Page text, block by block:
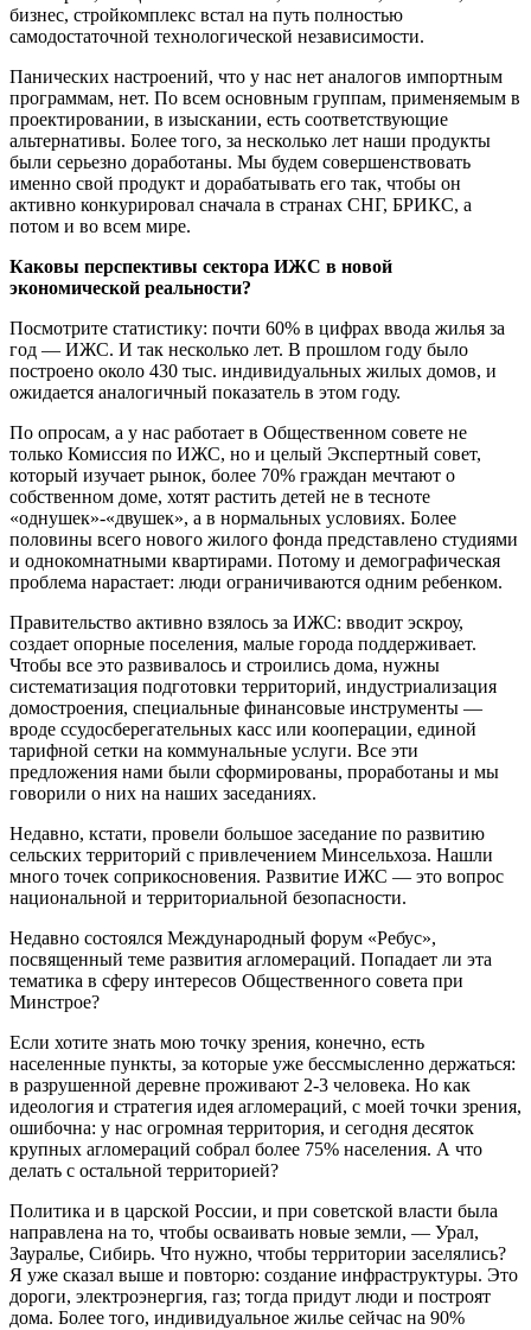
бизнес, стройкомплекс встал на путь полностью
самодостаточной технологической независимости.
Панических настроений, что у нас нет аналогов импортным
программам, нет. По всем основным группам, применяемым в
проектировании, в изыскании, есть соответствующие
альтернативы. Более того, за несколько лет наши продукты
были серьезно доработаны. Мы будем совершенствовать
именно свой продукт и дорабатывать его так, чтобы он
активно конкурировал сначала в странах СНГ, БРИКС, а
потом и во всем мире.
Каковы перспективы сектора ИЖС в новой
экономической реальности?
Посмотрите статистику: почти 60% в цифрах ввода жилья за
год — ИЖС. И так несколько лет. В прошлом году было
построено около 430 тыс. индивидуальных жилых домов, и
ожидается аналогичный показатель в этом году.
По опросам, а у нас работает в Общественном совете не
только Комиссия по ИЖС, но и целый Экспертный совет,
который изучает рынок, более 70% граждан мечтают о
собственном доме, хотят растить детей не в тесноте
«однушек»-«двушек», а в нормальных условиях. Более
половины всего нового жилого фонда представлено студиями
и однокомнатными квартирами. Потому и демографическая
проблема нарастает: люди ограничиваются одним ребенком.
Правительство активно взялось за ИЖС: вводит эскроу,
создает опорные поселения, малые города поддерживает.
Чтобы все это развивалось и строились дома, нужны
систематизация подготовки территорий, индустриализация
домостроения, специальные финансовые инструменты —
вроде ссудосберегательных касс или кооперации, единой
тарифной сетки на коммунальные услуги. Все эти
предложения нами были сформированы, проработаны и мы
говорили о них на наших заседаниях.
Недавно, кстати, провели большое заседание по развитию
сельских территорий с привлечением Минсельхоза. Нашли
много точек соприкосновения. Развитие ИЖС — это вопрос
национальной и территориальной безопасности.
Недавно состоялся Международный форум «Ребус»,
посвященный теме развития агломераций. Попадает ли эта
тематика в сферу интересов Общественного совета при
Минстрое?
Если хотите знать мою точку зрения, конечно, есть
населенные пункты, за которые уже бессмысленно держаться:
в разрушенной деревне проживают 2-3 человека. Но как
идеология и стратегия идея агломераций, с моей точки зрения,
ошибочна: у нас огромная территория, и сегодня десяток
крупных агломераций собрал более 75% населения. А что
делать с остальной территорией?
Политика и в царской России, и при советской власти была
направлена на то, чтобы осваивать новые земли, — Урал,
Зауралье, Сибирь. Что нужно, чтобы территории заселялись?
Я уже сказал выше и повторю: создание инфраструктуры. Это
дороги, электроэнергия, газ; тогда придут люди и построят
дома. Более того, индивидуальное жилье сейчас на 90%